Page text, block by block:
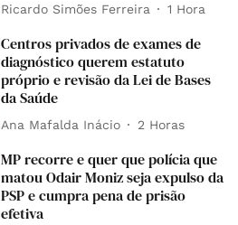
Ricardo Simões Ferreira 1 Hora
Centros privados de exames de
diagnóstico querem estatuto
próprio e revisão da Lei de Bases
da Saúde
Ana Mafalda Inácio 2 Horas
MP recorre e quer que polícia que
matou Odair Moniz seja expulso da
PSP e cumpra pena de prisão
efetiva